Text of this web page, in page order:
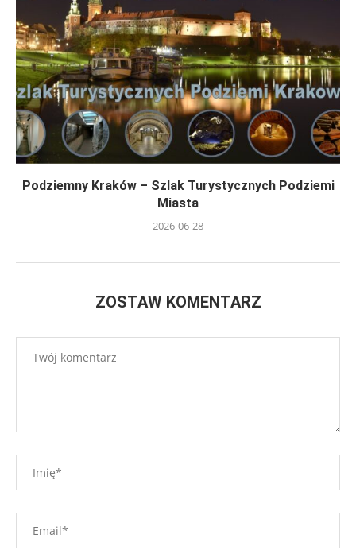
Podziemny Kraków – Szlak Turystycznych Podziemi
Miasta
2026-06-28
ZOSTAW KOMENTARZ